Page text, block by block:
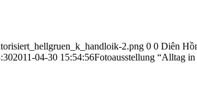
2.png 0 0 Diên
2011-04-30 15:54:56Fotoausstellung “Alltag